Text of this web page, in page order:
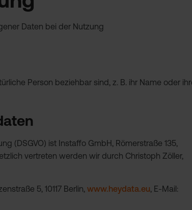
Daten bei der Nutzung
Person beziehbar sind, z. B. ihr Name oder
(DSGVO) ist Instaffo GmbH, Römerstraße 135,
vertreten werden wir durch Christoph Zöller,
5, 10117 Berlin,www.heydata.eu, E-Mail: